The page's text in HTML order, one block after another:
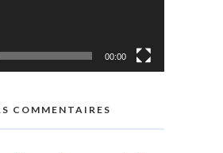
00:00
COMMENTAIRES